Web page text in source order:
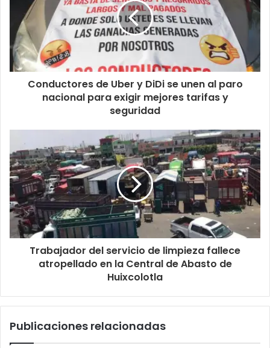
Conductores de Uber y DiDi se unen al paro
nacional para exigir mejores tarifas y
seguridad
Trabajador del servicio de limpieza fallece
atropellado en la Central de Abasto de
Huixcolotla
Publicaciones relacionadas